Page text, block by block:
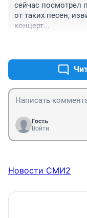
сейчас посмотрел
от таких песен,
концерт...
Гость
Войти
Новости СМИ2